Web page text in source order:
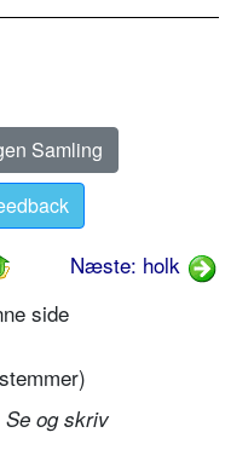
Samling
Næste: holk
side
stemmer)
Se og skriv